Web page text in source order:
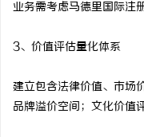
业务需考虑马德里国际注
3、价值评估量化体系
建立包含法律价值、市场
品牌溢价空间；文化价值